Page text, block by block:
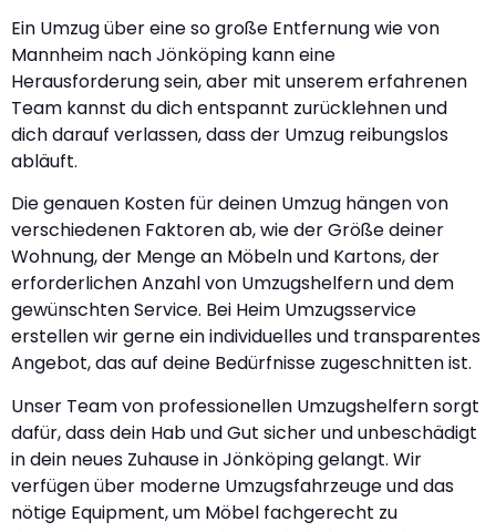
Ein Umzug über eine so große Entfernung wie von
Mannheim nach Jönköping kann eine
Herausforderung sein, aber mit unserem erfahrenen
Team kannst du dich entspannt zurücklehnen und
dich darauf verlassen, dass der Umzug reibungslos
abläuft.
Die genauen Kosten für deinen Umzug hängen von
verschiedenen Faktoren ab, wie der Größe deiner
Wohnung, der Menge an Möbeln und Kartons, der
erforderlichen Anzahl von Umzugshelfern und dem
gewünschten Service. Bei Heim Umzugsservice
erstellen wir gerne ein individuelles und transparentes
Angebot, das auf deine Bedürfnisse zugeschnitten ist.
Unser Team von professionellen Umzugshelfern sorgt
dafür, dass dein Hab und Gut sicher und unbeschädigt
in dein neues Zuhause in Jönköping gelangt. Wir
verfügen über moderne Umzugsfahrzeuge und das
nötige Equipment, um Möbel fachgerecht zu